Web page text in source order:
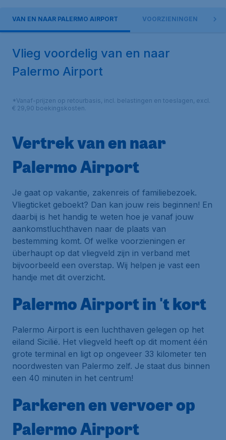
VAN EN NAAR PALERMO AIRPORT VOORZIENINGEN
Vlieg voordelig van en naar
Palermo Airport
*Vanaf-prijzen op retourbasis, incl. belastingen en toeslagen, excl.
€ 29,90 boekingskosten.
Vertrek van en naar
Palermo Airport
Je gaat op vakantie, zakenreis of familiebezoek.
Vliegticket geboekt? Dan kan jouw reis beginnen! En
daarbij is het handig te weten hoe je vanaf jouw
aankomstluchthaven naar de plaats van
bestemming komt. Of welke voorzieningen er
überhaupt op dat vliegveld zijn in verband met
bijvoorbeeld een overstap. Wij helpen je vast een
handje met dit overzicht.
Palermo Airport in 't kort
Palermo Airport is een luchthaven gelegen op het
eiland Sicilië. Het vliegveld heeft op dit moment één
grote terminal en ligt op ongeveer 33 kilometer ten
noordwesten van Palermo zelf. Je staat dus binnen
een 40 minuten in het centrum!
Parkeren en vervoer op
Palermo Airport